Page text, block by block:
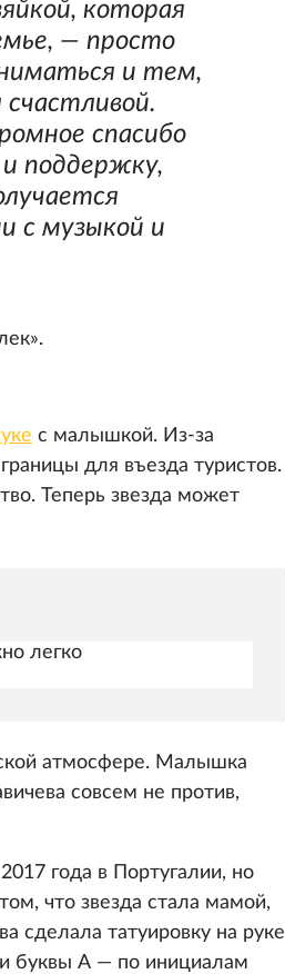
которая
— просто
и тем,
спасибо
поддержку,
с музыкой и
с малышкой. Из-за
для въезда туристов.
Теперь звезда может
легко
атмосфере. Малышка
совсем не против,
года в Португалии, но
что звезда стала мамой,
сделала татуировку на руке
буквы А — по инициалам